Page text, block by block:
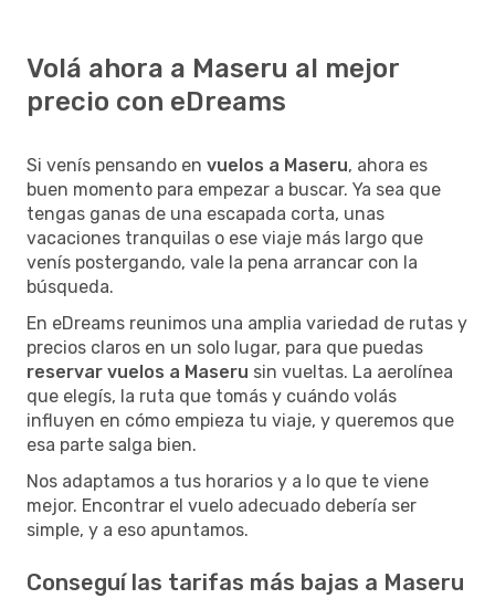
Volá ahora a Maseru al mejor
precio con eDreams
Si venís pensando en vuelos a Maseru, ahora es
buen momento para empezar a buscar. Ya sea que
tengas ganas de una escapada corta, unas
vacaciones tranquilas o ese viaje más largo que
venís postergando, vale la pena arrancar con la
búsqueda.
En eDreams reunimos una amplia variedad de rutas y
precios claros en un solo lugar, para que puedas
reservar vuelos a Maseru sin vueltas. La aerolínea
que elegís, la ruta que tomás y cuándo volás
influyen en cómo empieza tu viaje, y queremos que
esa parte salga bien.
Nos adaptamos a tus horarios y a lo que te viene
mejor. Encontrar el vuelo adecuado debería ser
simple, y a eso apuntamos.
Conseguí las tarifas más bajas a Maseru